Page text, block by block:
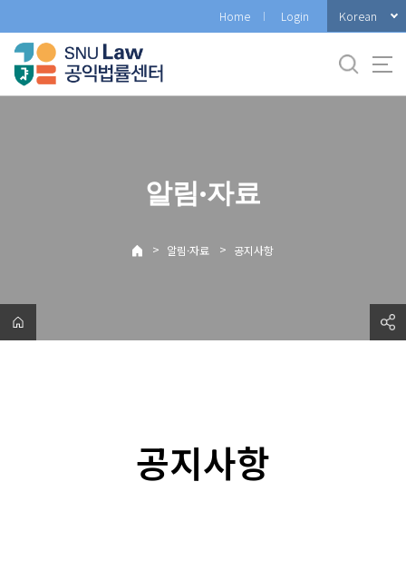
로
메
Home Login Korean
알림·자료
> 알림·자료 > 공지사항
공지사항